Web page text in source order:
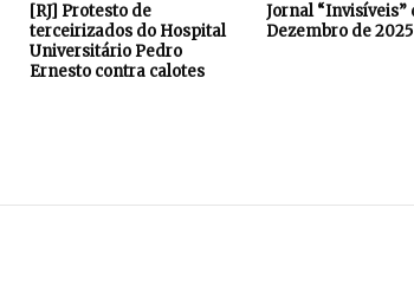
[RJ] Protesto de
terceirizados do Hospital
Universitário Pedro
Ernesto contra calotes
Jornal “Invisíveis”
Dezembro de 2025